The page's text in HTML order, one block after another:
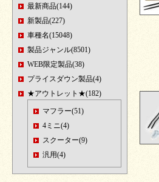
最新商品(144)
新製品(227)
車種名(15048)
製品ジャンル(8501)
WEB限定製品(38)
プライスダウン製品(4)
★アウトレット★(182)
マフラー(51)
4ミニ(4)
スクーター(9)
汎用(4)